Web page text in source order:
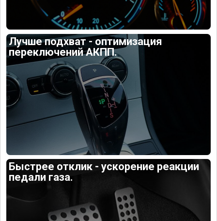
Лучше подхват - оптимизация
переключений АКПП.
Быстрее отклик - ускорение реакции
педали газа.